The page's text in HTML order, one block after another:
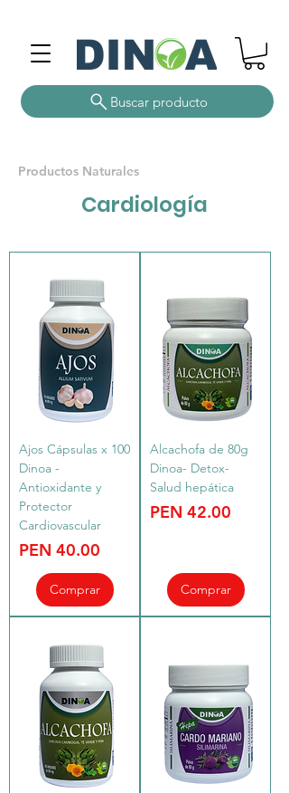
Buscar producto
Productos Naturales
Cardiología
Ajos Cápsulas x 100
Dinoa -
Antioxidante y
Protector
Cardiovascular
Price
PEN 40.00
Comprar
Alcachofa de 80g
Dinoa- Detox-
Salud hepática
Price
PEN 42.00
Comprar